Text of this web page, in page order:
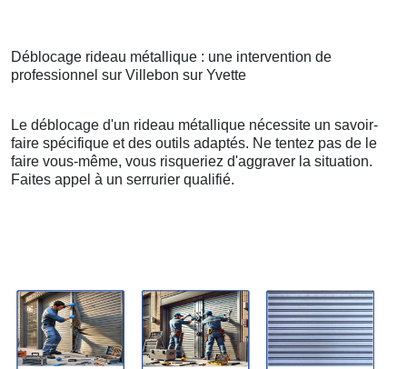
Déblocage rideau métallique : une intervention de
professionnel sur Villebon sur Yvette
Le déblocage d'un rideau métallique nécessite un savoir-
faire spécifique et des outils adaptés. Ne tentez pas de le
faire vous-même, vous risqueriez d'aggraver la situation.
Faites appel à un serrurier qualifié.